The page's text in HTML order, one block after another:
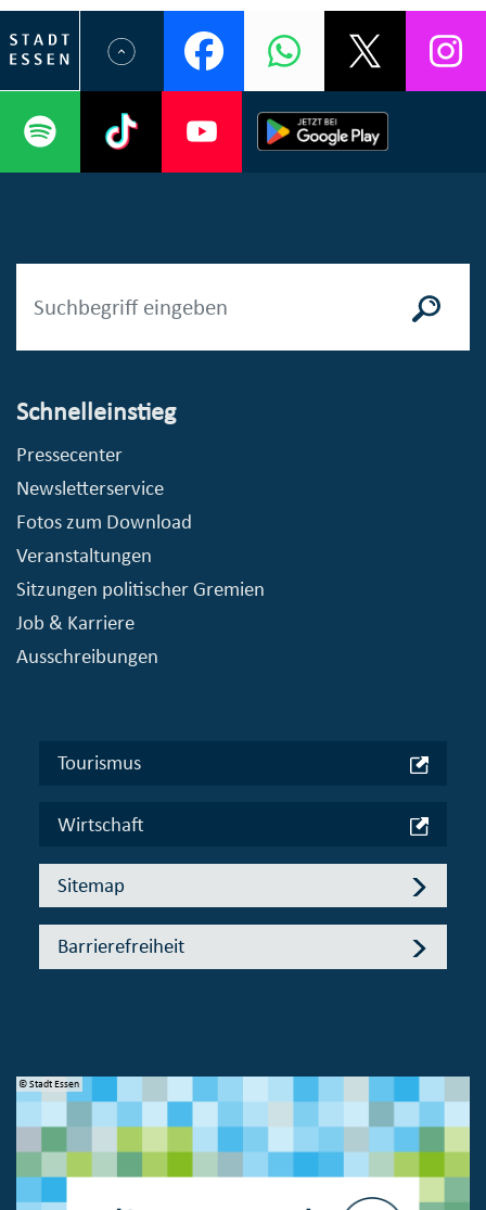
Schnelleinstieg
Pressecenter
Newsletterservice
Fotos zum Download
Veranstaltungen
Sitzungen politischer Gremien
Job & Karriere
Ausschreibungen
Tourismus
Wirtschaft
Sitemap
Barrierefreiheit
© Stadt Essen